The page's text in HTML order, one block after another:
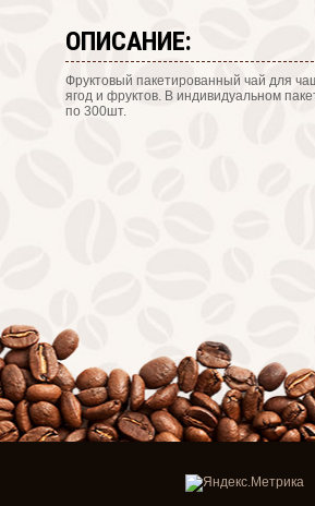
ОПИСАНИЕ:
Фруктовый пакетированный чай для
ягод и фруктов. В индивидуальном
по 300шт.